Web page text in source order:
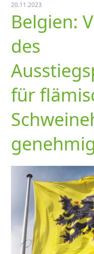
20.11.2023
Belgien:
des
für